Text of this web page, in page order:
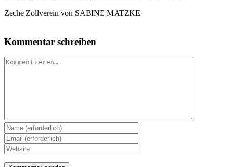
Zeche Zollverein von SABINE MATZKE
Kommentar schreiben
Kommentar